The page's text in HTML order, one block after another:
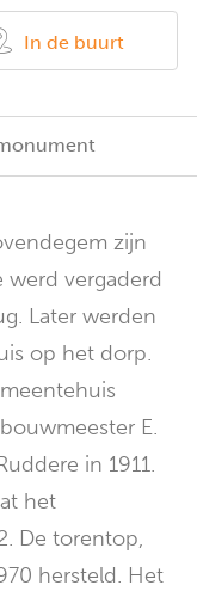
In de buurt
zijn
werd vergaderd
Later werden
op het dorp.
E.
in 1911.
het
De torentop,
hersteld. Het